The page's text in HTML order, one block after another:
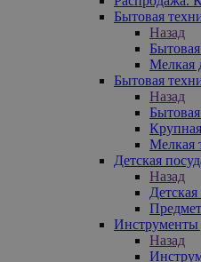
Бытовая
Назад
Мелкая
Бытовая
Назад
Мелкая
Детская
Назад
Детская
Инструменты
Назад